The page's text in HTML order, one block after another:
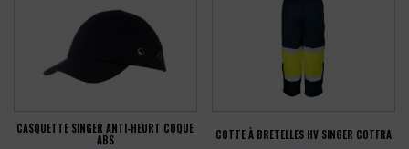
CASQUETTE SINGER ANTI-HEURT COQUE
ABS
COTTE À BRETELLES HV SINGER COTFRA